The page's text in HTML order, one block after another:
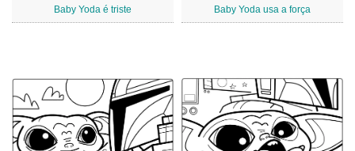
Baby Yoda é triste Baby Yoda usa a força